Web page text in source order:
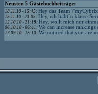
Neusten 5 Gästebuchbeiträge:
18.11.10 - 15:45: Hey das Team
15.11.10 - 23:05: Hey, ich habt´n klasse
12.10.10 - 21:18: Hey, wollt mich nur
06.10.10 - 06:41: We can increase
17.09.10 - 15:10: We noticed that you are